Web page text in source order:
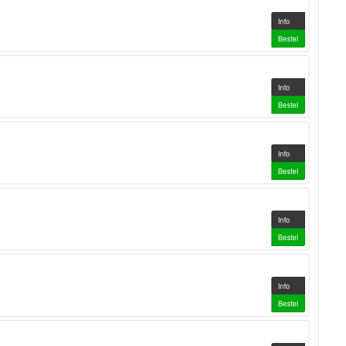
Info
Bestel
Info
Bestel
Info
Bestel
Info
Bestel
Info
Bestel